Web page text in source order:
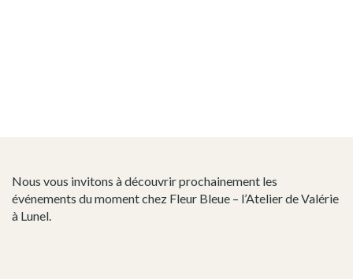
Nous vous invitons à découvrir prochainement les
événements du moment chez Fleur Bleue – l’Atelier de Valérie
à Lunel.